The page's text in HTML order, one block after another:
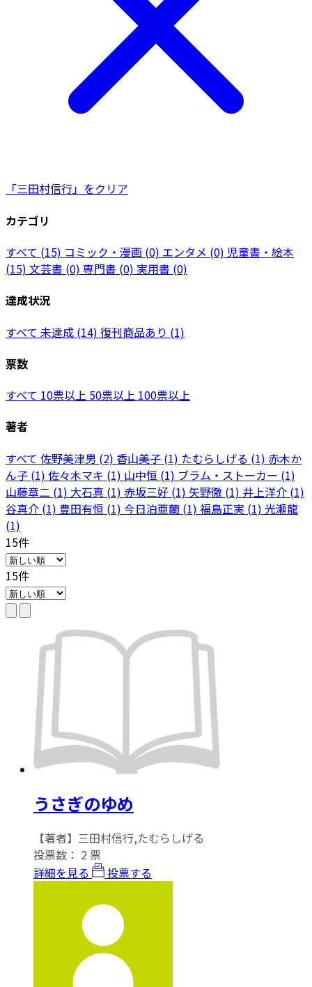
「三田村信行」をクリア
カテゴリ
すべて (15) コミック・漫画 (0) エンタメ (0) 児童書・絵本
(15) 文芸書 (0) 専門書 (0) 実用書 (0)
達成状況
すべて 未達成 (14) 復刊商品あり (1)
票数
すべて 10票以上 50票以上 100票以上
著者
すべて 佐野美津男 (2) 香山美子 (1) たむらしげる (1) 赤木か
ん子 (1) 佐々木マキ (1) 山中恒 (1) ブラム・ストーカー (1)
山藤章二 (1) 大石真 (1) 赤坂三好 (1) 矢野徹 (1) 井上洋介 (1)
谷真介 (1) 豊田有恒 (1) 今日泊亜蘭 (1) 福島正実 (1) 光瀬龍
(1)
15件
15件
うさぎのゆめ
【著者】三田村信行,たむらしげる
投票数： 2票
詳細を見る
投票する